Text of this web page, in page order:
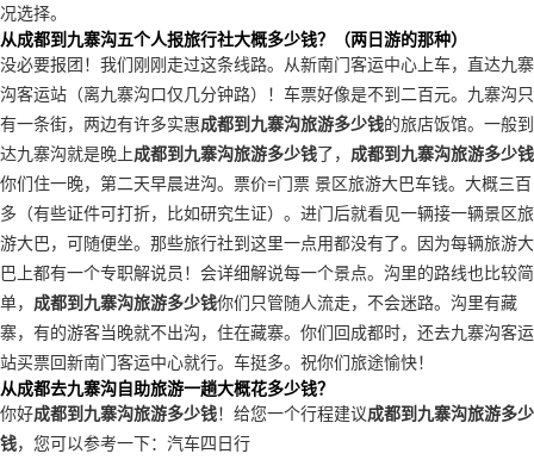
况选择。
从成都到九寨沟五个人报旅行社大概多少钱？（两日游的那种）
没必要报团！我们刚刚走过这条线路。从新南门客运中心上车，直达九寨
沟客运站（离九寨沟口仅几分钟路）！车票好像是不到二百元。九寨沟只
有一条街，两边有许多实惠成都到九寨沟旅游多少钱的旅店饭馆。一般到
达九寨沟就是晚上成都到九寨沟旅游多少钱了， 成都到九寨沟旅游多少钱
你们住一晚，第二天早晨进沟。票价=门票 景区旅游大巴车钱。大概三百
多（有些证件可打折，比如研究生证）。进门后就看见一辆接一辆景区旅
游大巴，可随便坐。那些旅行社到这里一点用都没有了。因为每辆旅游大
巴上都有一个专职解说员！会详细解说每一个景点。沟里的路线也比较简
单， 成都到九寨沟旅游多少钱你们只管随人流走，不会迷路。沟里有藏
寨，有的游客当晚就不出沟，住在藏寨。你们回成都时，还去九寨沟客运
站买票回新南门客运中心就行。车挺多。祝你们旅途愉快！
从成都去九寨沟自助旅游一趟大概花多少钱？
你好成都到九寨沟旅游多少钱！给您一个行程建议成都到九寨沟旅游多少
钱，您可以参考一下：汽车四日行